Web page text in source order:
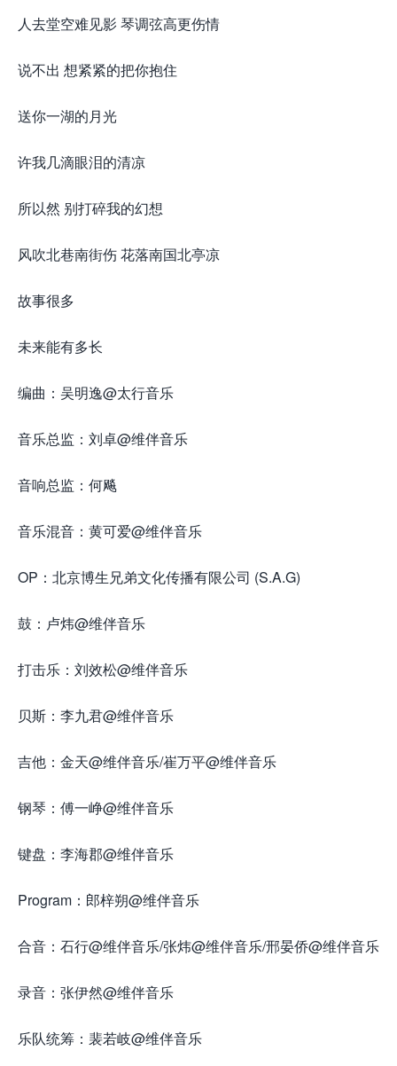
人去堂空难见影 琴调弦高更伤情
说不出 想紧紧的把你抱住
送你一湖的月光
许我几滴眼泪的清凉
所以然 别打碎我的幻想
风吹北巷南街伤 花落南国北亭凉
故事很多
未来能有多长
编曲：吴明逸@太行音乐
音乐总监：刘卓@维伴音乐
音响总监：何飚
音乐混音：黄可爱@维伴音乐
OP：北京博生兄弟文化传播有限公司 (S.A.G)
鼓：卢炜@维伴音乐
打击乐：刘效松@维伴音乐
贝斯：李九君@维伴音乐
吉他：金天@维伴音乐/崔万平@维伴音乐
钢琴：傅一峥@维伴音乐
键盘：李海郡@维伴音乐
Program：郎梓朔@维伴音乐
合音：石行@维伴音乐/张炜@维伴音乐/邢晏侨@维伴音乐
录音：张伊然@维伴音乐
乐队统筹：裴若岐@维伴音乐